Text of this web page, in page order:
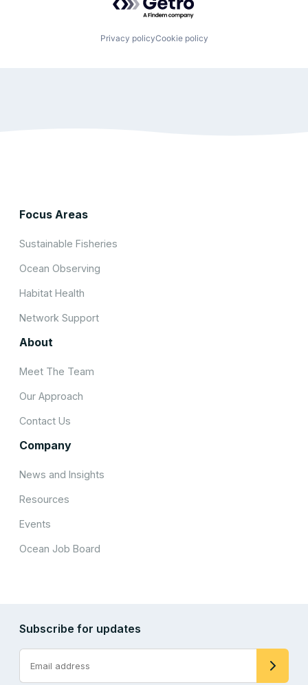
Privacy policyCookie policy
Focus Areas
Sustainable Fisheries
Ocean Observing
Habitat Health
Network Support
About
Meet The Team
Our Approach
Contact Us
Company
News and Insights
Resources
Events
Ocean Job Board
Subscribe for updates